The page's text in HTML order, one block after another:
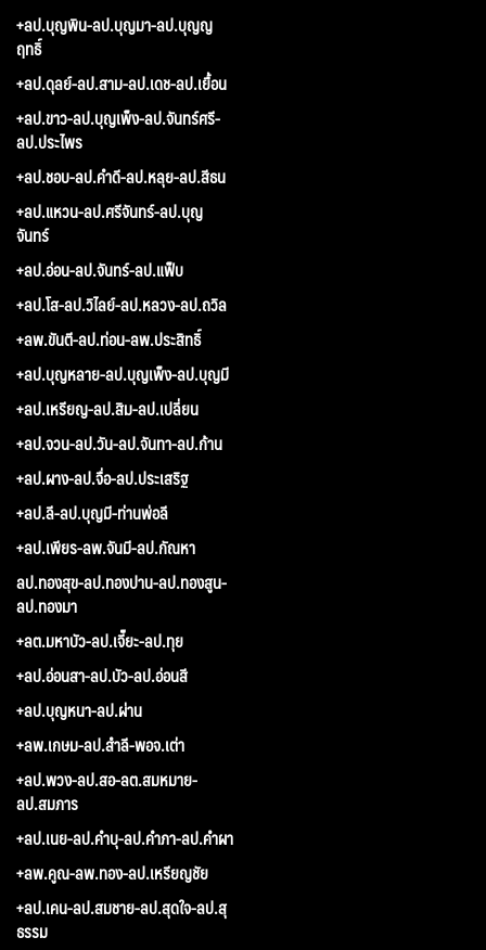
+ลป.บุญพิน-ลป.บุญมา-ลป.บุญญ
ฤทธิ์
+ลป.ดุลย์-ลป.สาม-ลป.เดช-ลป.เยื้อน
+ลป.ขาว-ลป.บุญเพ็ง-ลป.จันทร์ศรี-
ลป.ประไพร
+ลป.ชอบ-ลป.คำดี-ลป.หลุย-ลป.สีธน
+ลป.แหวน-ลป.ศรีจันทร์-ลป.บุญ
จันทร์
+ลป.อ่อน-ลป.จันทร์-ลป.แฟ็บ
+ลป.โส-ลป.วิไลย์-ลป.หลวง-ลป.ถวิล
+ลพ.ขันตี-ลป.ท่อน-ลพ.ประสิทธิ์
+ลป.บุญหลาย-ลป.บุญเพ็ง-ลป.บุญมี
+ลป.เหรียญ-ลป.สิม-ลป.เปลี่ยน
+ลป.จวน-ลป.วัน-ลป.จันทา-ลป.ก้าน
+ลป.ผาง-ลป.จื่อ-ลป.ประเสริฐ
+ลป.ลี-ลป.บุญมี-ท่านพ่อลี
+ลป.เพียร-ลพ.จันมี-ลป.กัณหา
ลป.ทองสุข-ลป.ทองปาน-ลป.ทองสูน-
ลป.ทองมา
+ลต.มหาบัว-ลป.เจี๊ยะ-ลป.ทุย
+ลป.อ่อนสา-ลป.บัว-ลป.อ่อนสี
+ลป.บุญหนา-ลป.ผ่าน
+ลพ.เกษม-ลป.สำลี-พอจ.เต่า
+ลป.พวง-ลป.สอ-ลต.สมหมาย-
ลป.สมภาร
+ลป.เนย-ลป.คำบุ-ลป.คำภา-ลป.คำผา
+ลพ.คูณ-ลพ.ทอง-ลป.เหรียญชัย
+ลป.เคน-ลป.สมชาย-ลป.สุดใจ-ลป.สุ
ธรรม